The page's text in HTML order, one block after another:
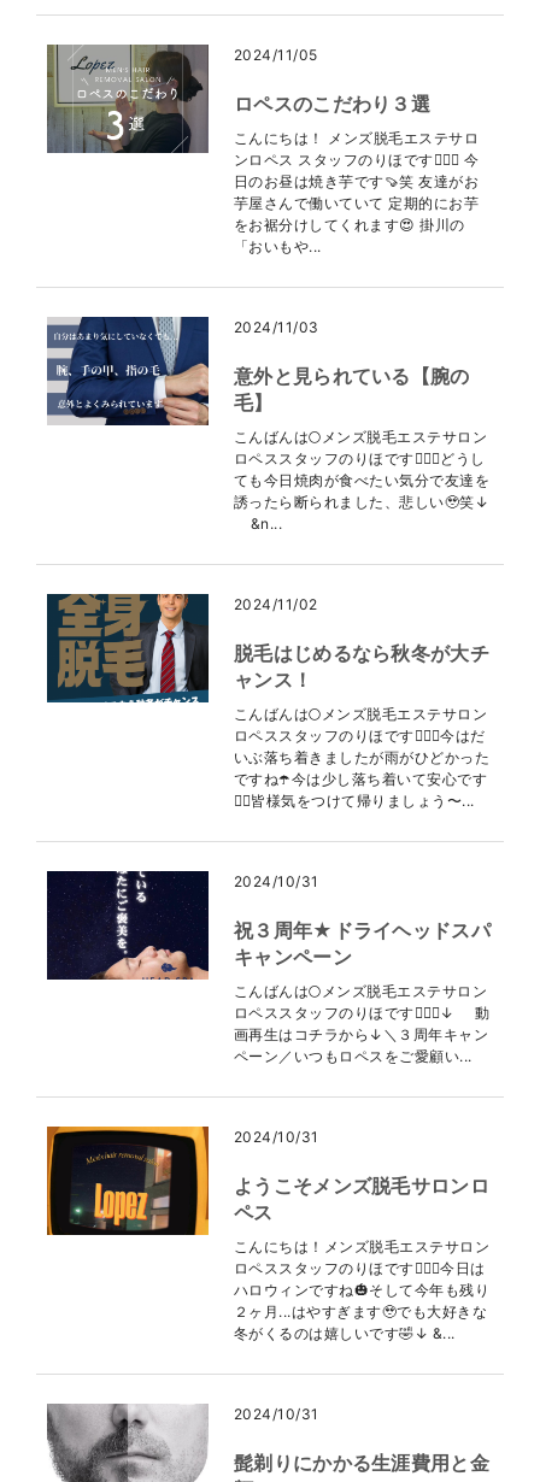
2024/11/05
ロペスのこだわり３選
こんにちは！ メンズ脱毛エステサロ
ンロペス スタッフのりほです👩🏻‍⚕️ 今
日のお昼は焼き芋です🍠笑 友達がお
芋屋さんで働いていて 定期的にお芋
をお裾分けしてくれます😍 掛川の
「おいもや...
2024/11/03
意外と見られている【腕の
毛】
こんばんは🌕メンズ脱毛エステサロン
ロペススタッフのりほです👩🏻‍⚕️どうし
ても今日焼肉が食べたい気分で友達を
誘ったら断られました、悲しい🥹笑↓
&n...
2024/11/02
脱毛はじめるなら秋冬が大チ
ャンス！
こんばんは🌕メンズ脱毛エステサロン
ロペススタッフのりほです👩🏻‍⚕️今はだ
いぶ落ち着きましたが雨がひどかった
ですね☂️今は少し落ち着いて安心です
😮‍💨皆様気をつけて帰りましょう〜...
2024/10/31
祝３周年★ドライヘッドスパ
キャンペーン
こんばんは🌕メンズ脱毛エステサロン
ロペススタッフのりほです👩🏻‍⚕️↓ 動
画再生はコチラから↓＼３周年キャン
ペーン／いつもロペスをご愛顧い...
2024/10/31
ようこそメンズ脱毛サロンロ
ペス
こんにちは！メンズ脱毛エステサロン
ロペススタッフのりほです👩🏻‍⚕️今日は
ハロウィンですね🎃そして今年も残り
２ヶ月...はやすぎます🥹でも大好きな
冬がくるのは嬉しいです🤣↓ &...
2024/10/31
髭剃りにかかる生涯費用と金